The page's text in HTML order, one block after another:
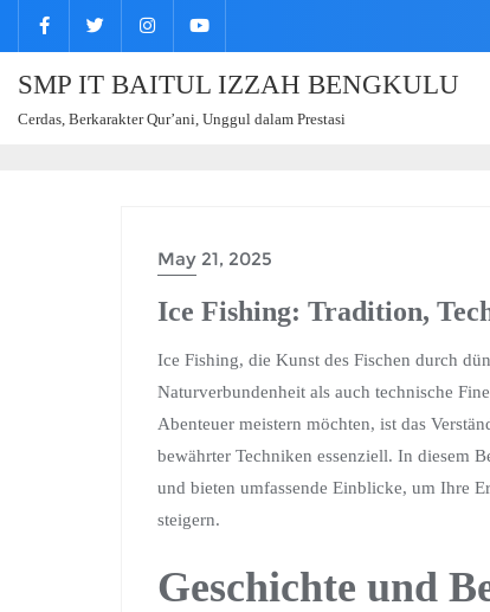
SMP IT BAITUL IZZAH BENGKULU
Cerdas, Berkarakter Qur’ani, Unggul dalam Prestasi
May 21, 2025
Ice Fishing: Tradition,
Ice Fishing, die Kunst des Fischen durch
Naturverbundenheit als auch technische
Abenteuer meistern möchten, ist das
bewährter Techniken essenziell. In diesem
und bieten umfassende Einblicke, um Ihre
steigern.
Geschichte und